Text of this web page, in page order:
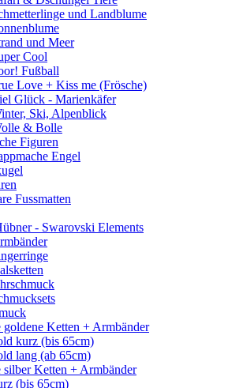
und Landblume
und Meer
Cool
Fußball
Love + Kiss me (Frösche)
Glück - Marienkäfer
Ski, Alpenblick
& Bolle
Figuren
Engel
Fussmatten
- Swarovski Elements
goldene Ketten + Armbänder
kurz (bis 65cm)
lang (ab 65cm)
silber Ketten + Armbänder
(bis 65cm)